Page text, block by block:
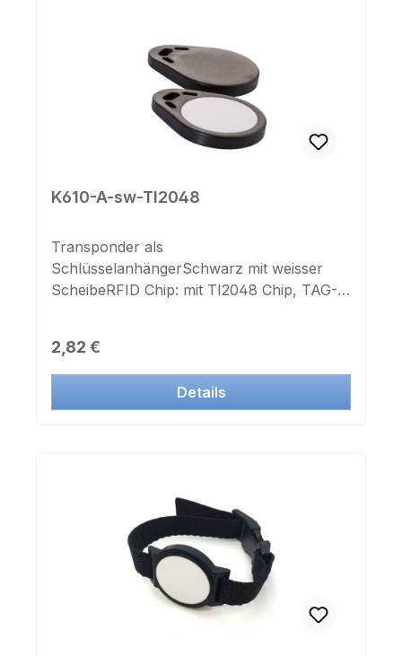
K610-A-sw-TI2048
Transponder als
SchlüsselanhängerSchwarz mit weisser
ScheibeRFID Chip: mit TI2048 Chip, TAG-
Regulärer Preis:
2,82 €
Details